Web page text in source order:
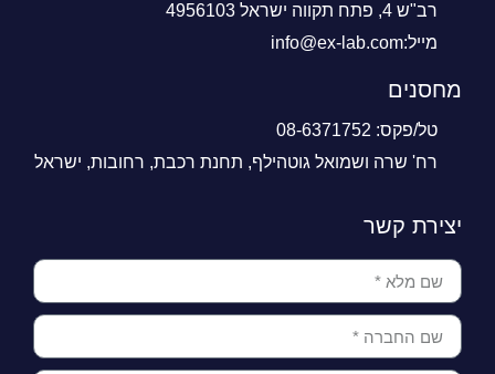
רב"ש 4, פתח תקווה ישראל 4956103
מייל:info@ex-lab.com
מחסנים
טל/פקס: 08-6371752
רח' שרה ושמואל גוטהילף, תחנת רכבת, רחובות, ישראל
יצירת קשר